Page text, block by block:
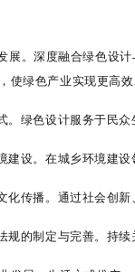
展。深度融合绿色设
使绿色产业实现更高
。绿色设计服务于民
建设。在城乡环境建
化传播。通过社会创
规的制定与完善。持